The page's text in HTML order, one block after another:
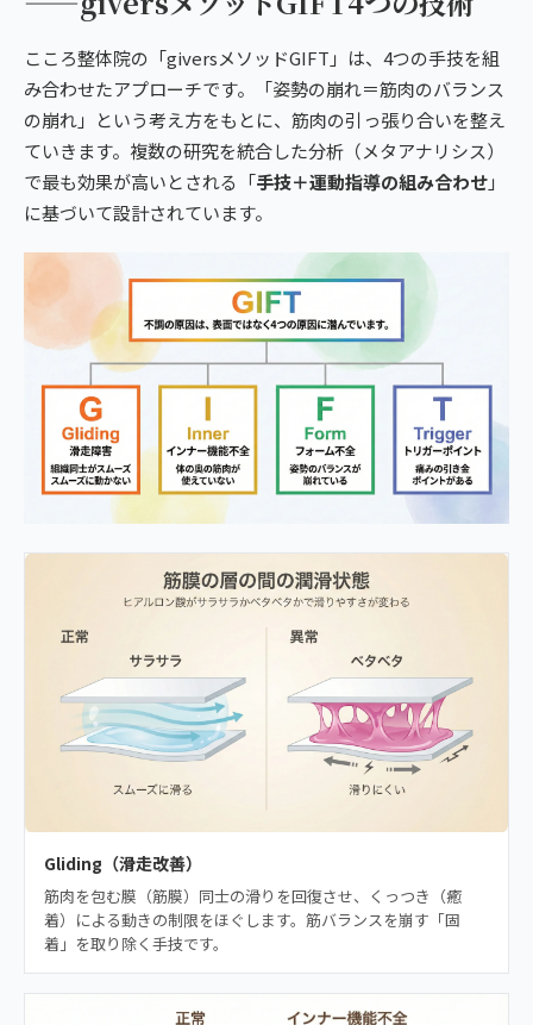
こころ整体院の「giversメソッドGIFT」は、4つの手技を組
み合わせたアプローチです。「姿勢の崩れ＝筋肉のバランス
の崩れ」という考え方をもとに、筋肉の引っ張り合いを整え
ていきます。複数の研究を統合した分析（メタアナリシス）
で最も効果が高いとされる「手技＋運動指導の組み合わせ」
に基づいて設計されています。
Gliding（滑走改善）
筋肉を包む膜（筋膜）同士の滑りを回復させ、くっつき（癒
着）による動きの制限をほぐします。筋バランスを崩す「固
着」を取り除く手技です。